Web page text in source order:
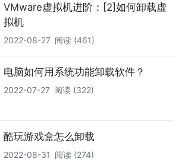
VMware虚拟机进阶：[2]如何卸载虚
拟机
2022-08-27 阅读 (461)
电脑如何用系统功能卸载软件？
2022-07-27 阅读 (322)
酷玩游戏盒怎么卸载
2022-08-31 阅读 (274)